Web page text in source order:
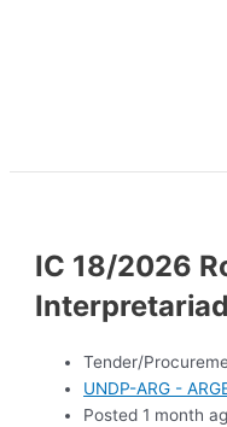
IC 18/2026
Tender/
UNDP-ARG -
Posted 1 month